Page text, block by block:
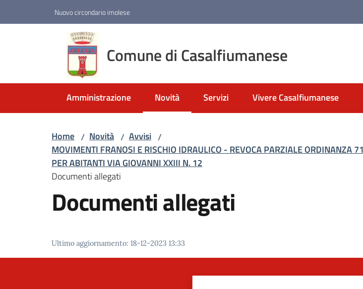
Nuovo circondario imolese
Comune di Casalfiumanese
Amministrazione Novità
Menu selezionato
Servizi Vivere Casalfiumanese
Home / Novità / Avvisi /
MOVIMENTI FRANOSI E RISCHIO IDRAULICO - REVOCA PARZIALE ORDINANZA
PER ABITANTI VIA GIOVANNI XXIII N. 12
Documenti allegati
Documenti allegati
Ultimo aggiornamento: 18-12-2023 13:33